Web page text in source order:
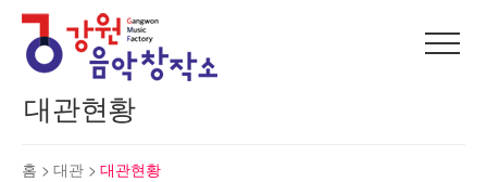
대관현황
홈 >대관 >대관현황